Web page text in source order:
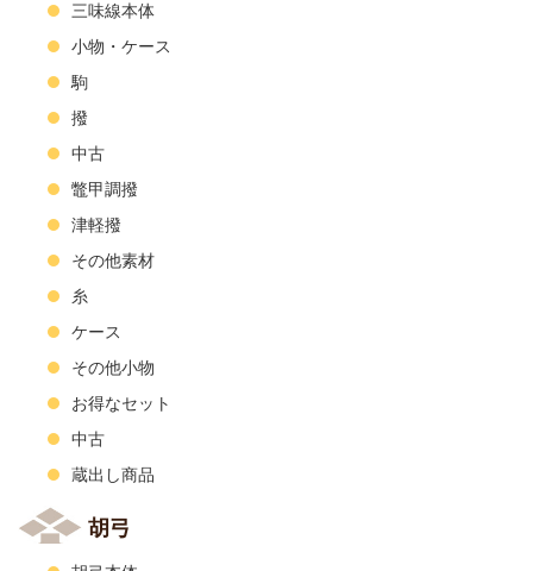
三味線本体
小物・ケース
駒
撥
中古
鼈甲調撥
津軽撥
その他素材
糸
ケース
その他小物
お得なセット
中古
蔵出し商品
胡弓